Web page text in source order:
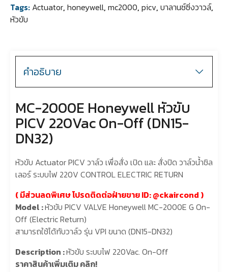
Tags: Actuator, honeywell, mc2000, picv, บาลานซ์ซิ่งวาวล์,
หัวขับ
คำอธิบาย
MC-2000E Honeywell หัวขับ
PICV 220Vac On-Off (DN15-
DN32)
หัวขับ Actuator PICV วาล์ว เพื่อสั่ง เปิด และ สั่งปิด วาล์วน้ำชิล
เลอร์ ระบบไฟ 220V CONTROL ELECTRIC RETURN
( มีส่วนลดพิเศษ โปรดติดต่อฝ่ายขายID: @ckaircond )
Model :หัวขับ PICV VALVE Honeywell MC-2000E G On-
Off (Electric Return)
สามารถใช้ได้กับวาล์ว รุ่น VPI ขนาด (DN15-DN32)
Description :หัวขับ ระบบไฟ 220Vac. On-Off
ราคาสินค้าเพิ่มเติม คลิก!